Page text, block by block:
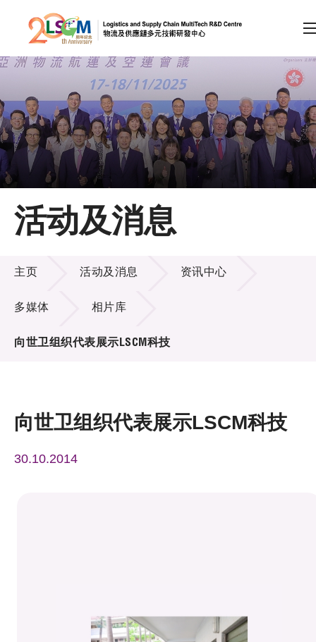
跳到内容（按回车键）
会员登录
A A EN 繁 简
主页
关于LSCM
技术商品化
项目及资助计划
活动及消息
活动及消息
主页 活动及消息 资讯中心
多媒体 相片库
向世卫组织代表展示LSCM科技
向世卫组织代表展示LSCM科技
30.10.2014